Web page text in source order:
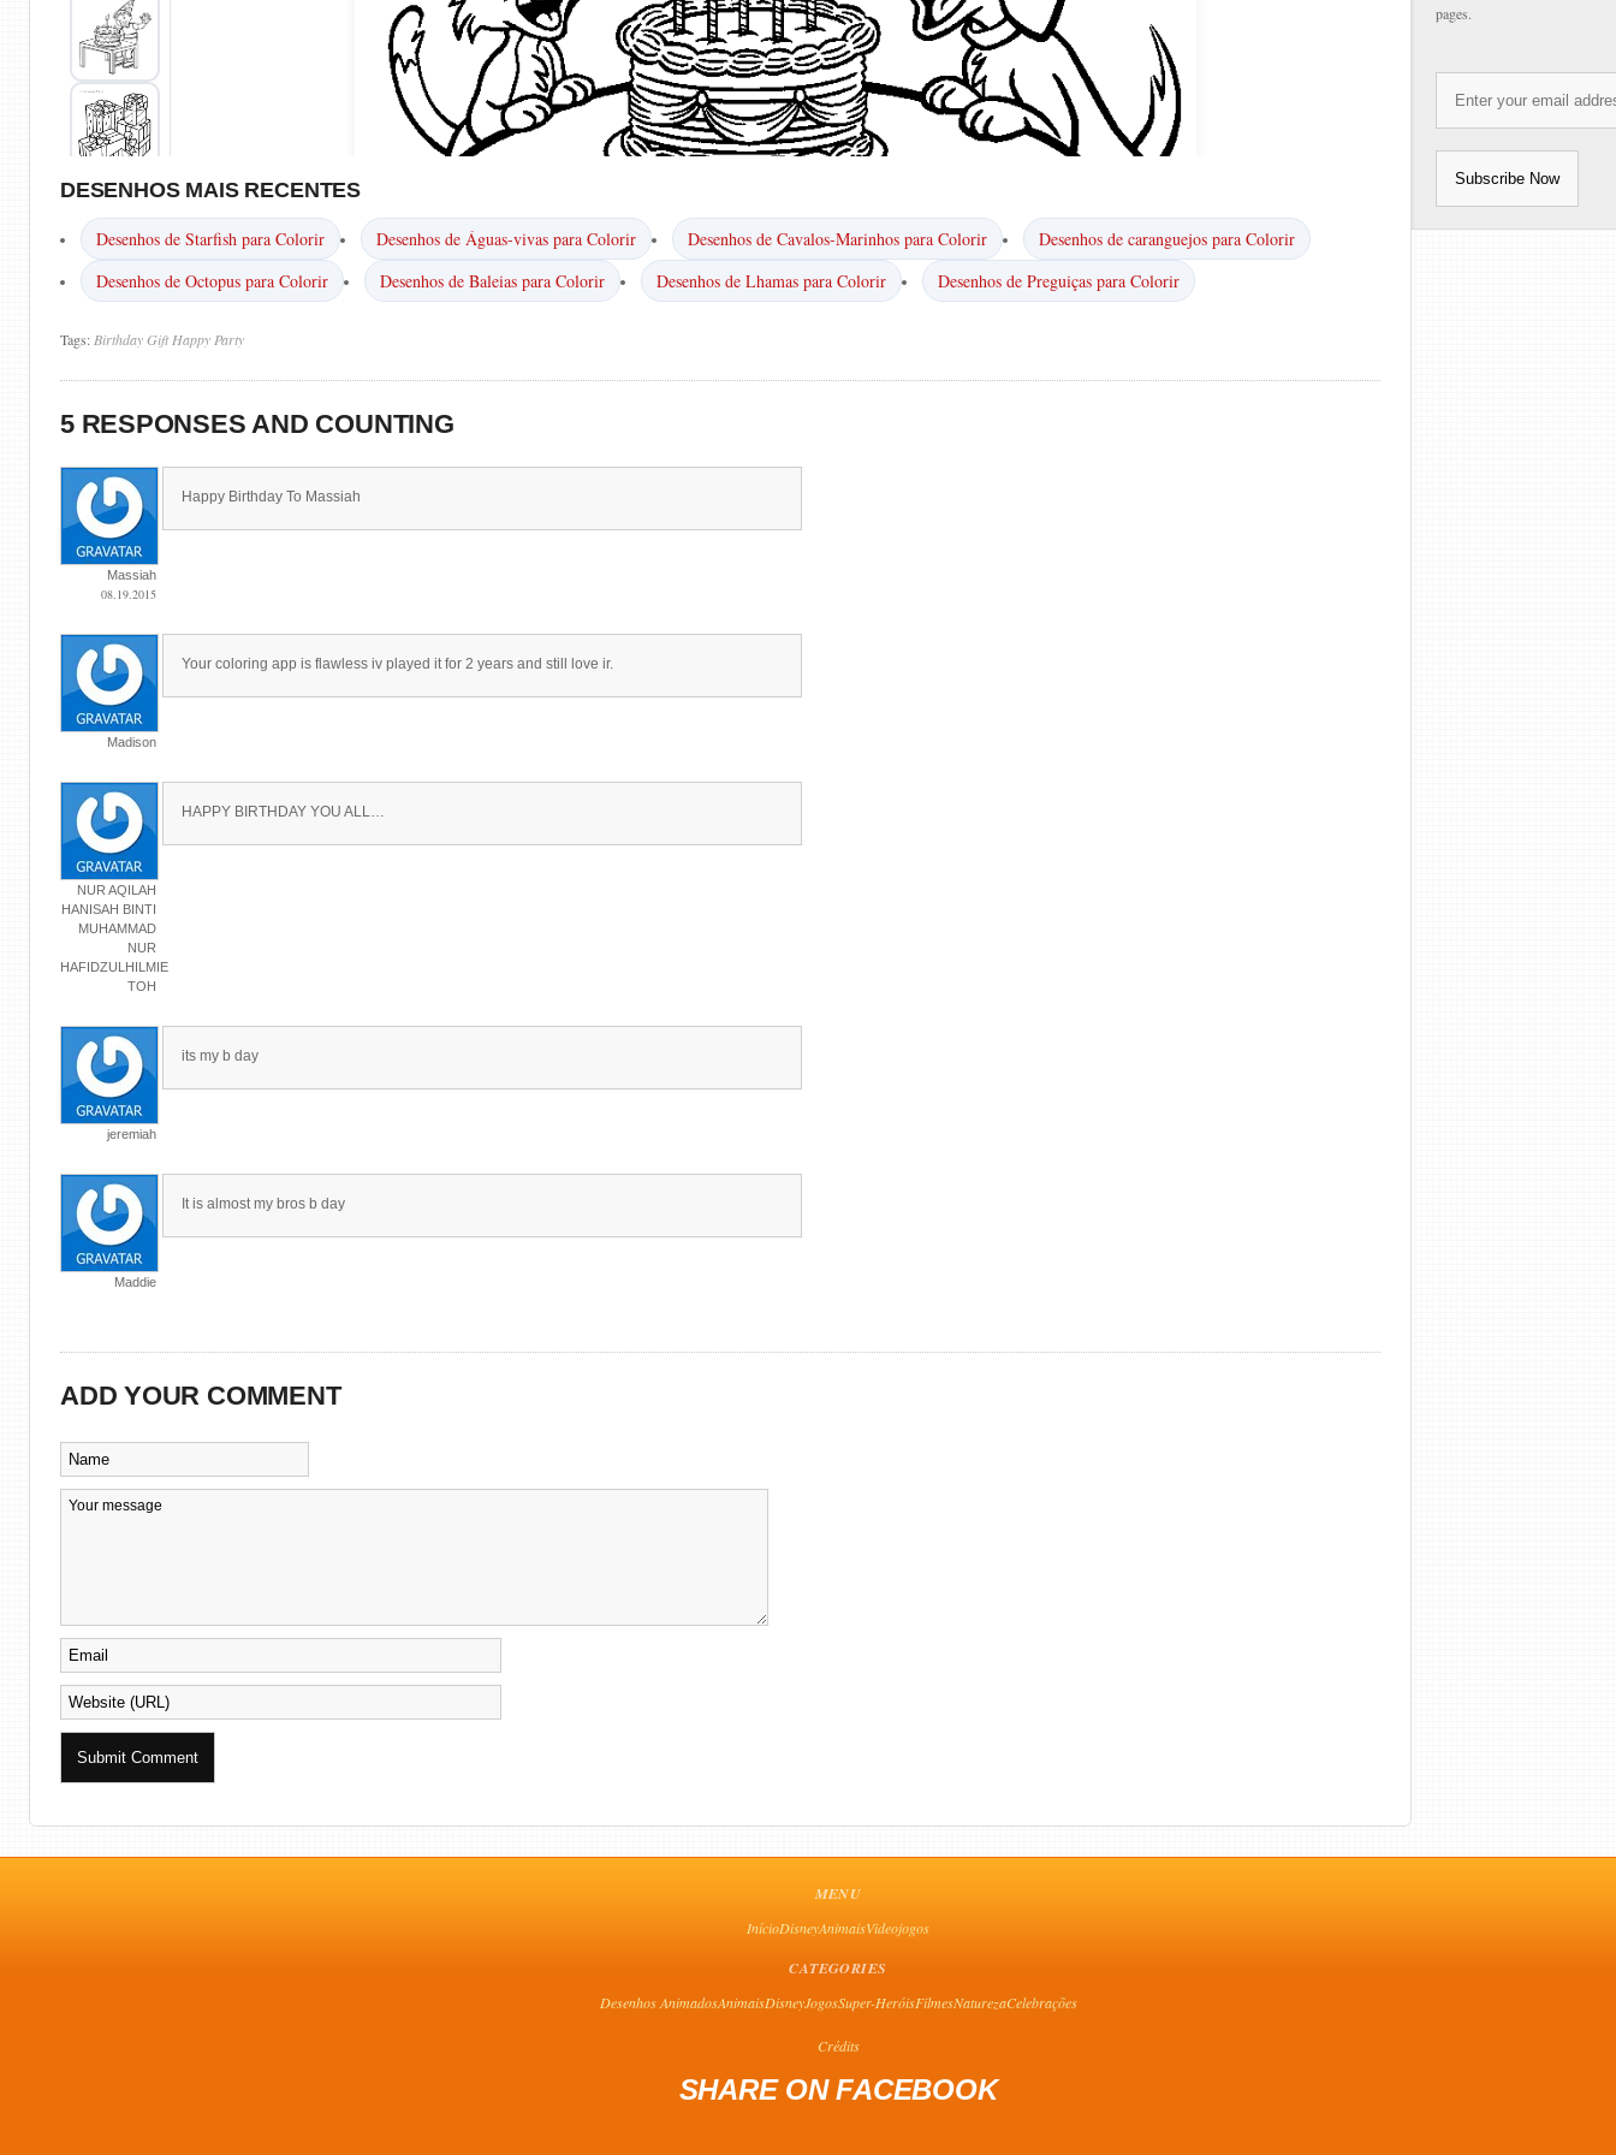
DESENHOS MAIS RECENTES
Desenhos de Starfish para Colorir Desenhos de Águas-vivas para Colorir Desenhos de Cavalos-Marinhos para Colorir
Desenhos de caranguejos para Colorir
Desenhos de Octopus para Colorir
Desenhos de Baleias para Colorir Desenhos de Lhamas para Colorir Desenhos de Preguiças para Colorir
Tags: BirthdayGift Happy Party
5 RESPONSES AND COUNTING
Massiah
08.19.2015
Happy Birthday To Massiah
Madison
Your coloring app is flawless iv played it for 2 years and still love ir.
NUR AQILAH
HANISAH BINTI
MUHAMMAD
NUR
HAFIDZULHILMIE
TOH
HAPPY BIRTHDAY YOU ALL…
jeremiah
its my b day
Maddie
It is almost my bros b day
ADD YOUR COMMENT
pages.
MENU
InícioDisneyAnimaisVideojogos
CATEGORIES
Desenhos AnimadosAnimaisDisneyJogosSuper-HeróisFilmesNaturezaCelebrações
Crédits
SHARE ON FACEBOOK